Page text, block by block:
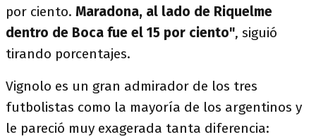
por ciento. Maradona, al lado de Riquelme
dentro de Boca fue el 15 por ciento", siguió
tirando porcentajes.
Vignolo es un gran admirador de los tres
futbolistas como la mayoría de los argentinos y
le pareció muy exagerada tanta diferencia: